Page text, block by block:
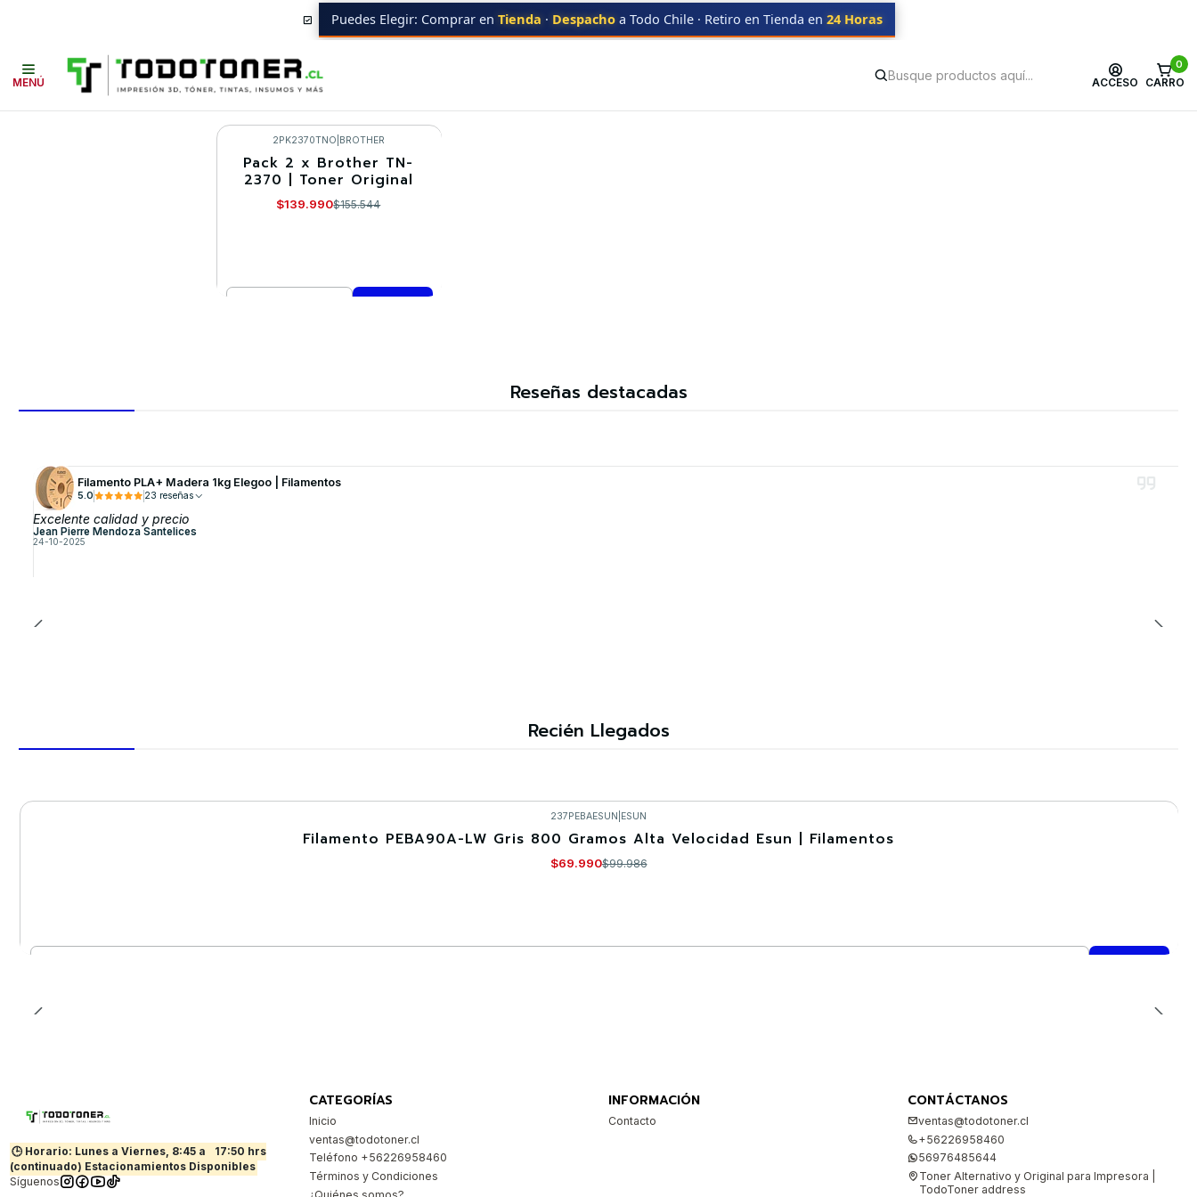
MENÚ ACCESO
0
CARRO
Puedes Elegir: Comprar en Tienda · Despacho a Todo Chile · Retiro en Tienda en 24 Horas
Insumos BROTHER PACK 2 X TN-2370
PACK 2 X TN-2370
-10%
2PK2370TNO BROTHER
Pack 2 x Brother TN-
2370 | Toner Original
$139.990$155.544
Reseñas destacadas
Filamento PLA+ Madera 1kg Elegoo | Filamentos
5.0 23 reseñas
Excelente calidad y precio
Jean Pierre Mendoza Santelices
24-10-2025
Recién Llegados
237PEBAESUN ESUN
Filamento PEBA90A-LW Gris 800 Gramos Alta Velocidad Esun | Filamentos
$69.990$99.986
🕒 Horario: Lunes a Viernes, 8:45 a
17:50 hrs
(continuado) Estacionamientos Disponibles
Síguenos
CATEGORÍAS
Inicio
ventas@todotoner.cl
Teléfono +56226958460
Términos y Condiciones
INFORMACIÓN
Contacto
CONTÁCTANOS
ventas@todotoner.cl
+56226958460
56976485644
Toner Alternativo y Original para Impresora |
TodoToner address